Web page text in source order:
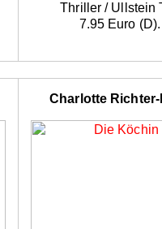
Thriller / Ullstein
7.95 Euro (D).
Charlotte